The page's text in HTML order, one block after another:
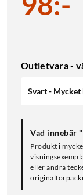
Outletvara -
Svart - Mycket
Vad innebär
Produkt i
eller andra